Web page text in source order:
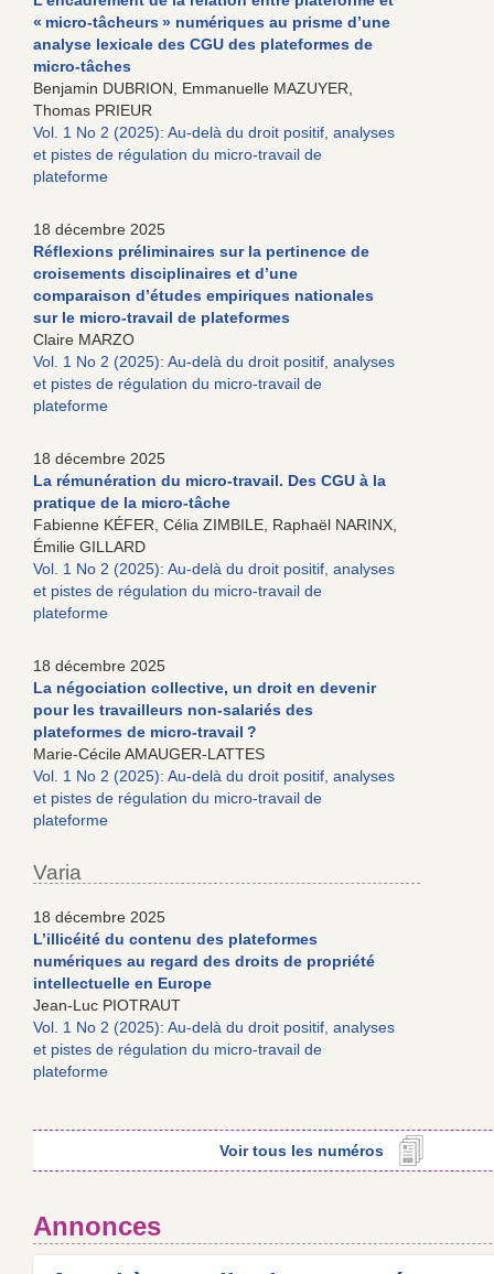
« micro-tâcheurs » numériques au prisme d’une
analyse lexicale des CGU des plateformes de
micro-tâches
Benjamin DUBRION, Emmanuelle MAZUYER,
Thomas PRIEUR
Vol. 1 No 2 (2025): Au-delà du droit positif, analyses
et pistes de régulation du micro-travail de
plateforme
18 décembre 2025
Réflexions préliminaires sur la pertinence de
croisements disciplinaires et d’une
comparaison d’études empiriques nationales
sur le micro-travail de plateformes
Claire MARZO
Vol. 1 No 2 (2025): Au-delà du droit positif, analyses
et pistes de régulation du micro-travail de
plateforme
18 décembre 2025
La rémunération du micro-travail. Des CGU à la
pratique de la micro-tâche
Fabienne KÉFER, Célia ZIMBILE, Raphaël NARINX,
Émilie GILLARD
Vol. 1 No 2 (2025): Au-delà du droit positif, analyses
et pistes de régulation du micro-travail de
plateforme
18 décembre 2025
La négociation collective, un droit en devenir
pour les travailleurs non-salariés des
plateformes de micro-travail ?
Marie-Cécile AMAUGER-LATTES
Vol. 1 No 2 (2025): Au-delà du droit positif, analyses
et pistes de régulation du micro-travail de
plateforme
Varia
18 décembre 2025
L’illicéité du contenu des plateformes
numériques au regard des droits de propriété
intellectuelle en Europe
Jean-Luc PIOTRAUT
Vol. 1 No 2 (2025): Au-delà du droit positif, analyses
et pistes de régulation du micro-travail de
plateforme
Voir tous les numéros
Annonces